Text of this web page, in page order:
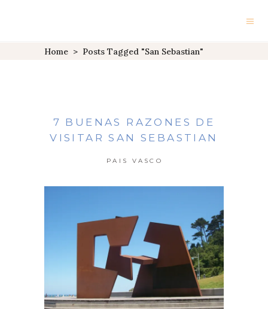
Home > Posts Tagged "san Sebastian"
7 BUENAS RAZONES DE
VISITAR SAN SEBASTIAN
PAIS VASCO